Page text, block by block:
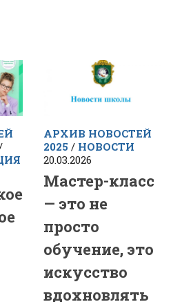
АРХИВ НОВОСТЕЙ
2025 / НОВОСТИ
20.03.2026
Мастер-класс
— это не
просто
обучение, это
искусство
вдохновлять